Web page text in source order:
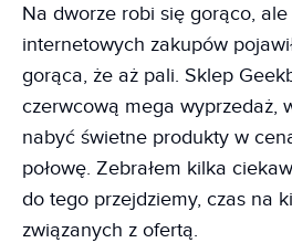
Na dworze robi się gorąco,
internetowych zakupów
gorąca, że aż pali. Sklep
czerwcową mega wyprzedaż,
nabyć świetne produkty w
połowę. Zebrałem kilka
do tego przejdziemy, czas na
związanych z ofertą.